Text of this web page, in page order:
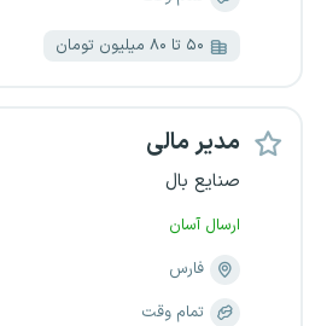
۵۰ تا ۸۰ میلیون تومان
مدیر مالی
صنایع بال
ارسال آسان
فارس
تمام وقت